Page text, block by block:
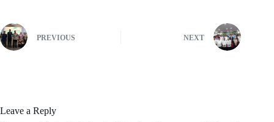
PREVIOUS NEXT
Leave a Reply